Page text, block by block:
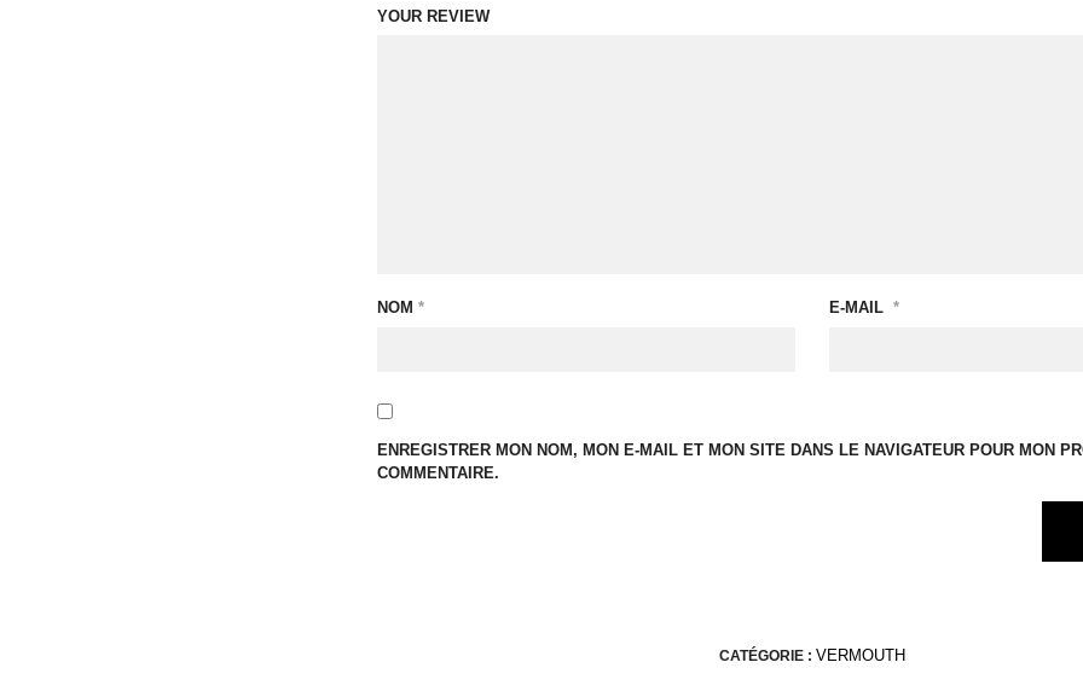
YOUR REVIEW
NOM * E-MAIL*
ENREGISTRER MON NOM, MON E-MAIL ET MON SITE DANS LE NAVIGATEUR POUR MON
COMMENTAIRE.
CATÉGORIE : VERMOUTH